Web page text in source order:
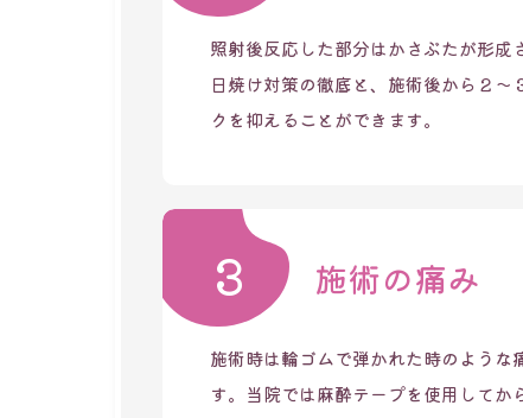
照射後反応した部分はかさぶたが形
日焼け対策の徹底と、施術後から２
クを抑えることができます。
3 施術の痛み
施術時は輪ゴムで弾かれた時のよう
す。当院では麻酔テープを使用してか